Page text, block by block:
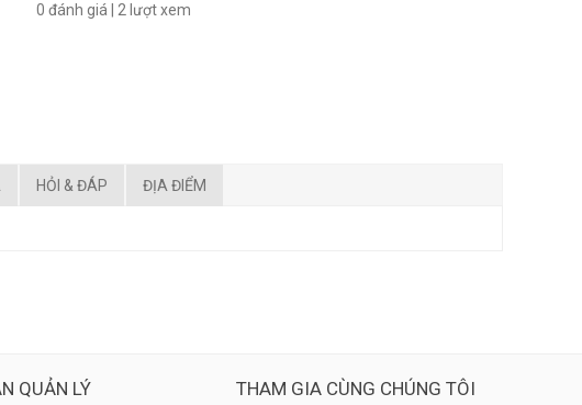
0 đánh giá 2 lượt xem
HỎI & ĐÁP ĐỊA ĐIỂM
QUẢN LÝ THAM GIA CÙNG CHÚNG TÔI